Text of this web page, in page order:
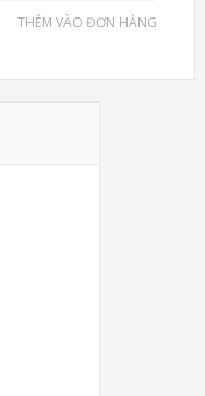
THÊM VÀO ĐƠN HÀNG